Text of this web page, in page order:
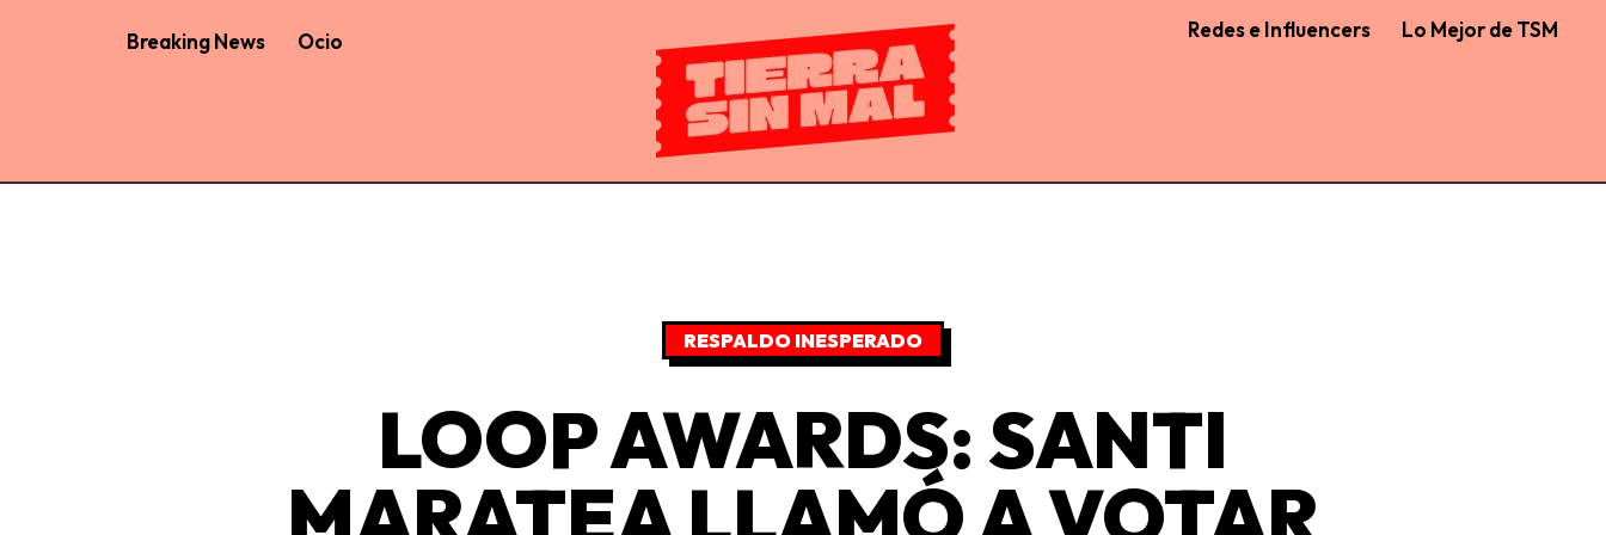
Breaking News Ocio Redes e Influencers Lo Mejor de TSM
RESPALDO INESPERADO
LOOP AWARDS: SANTI